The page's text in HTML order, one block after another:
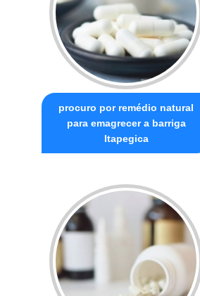
procuro por remédio natural
para emagrecer a barriga
Itapegica